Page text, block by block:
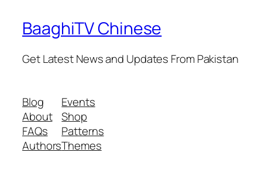
BaaghiTV Chinese
Get Latest News and Updates From Pakistan
Blog
About
FAQs
Authors
Events
Shop
Patterns
Themes